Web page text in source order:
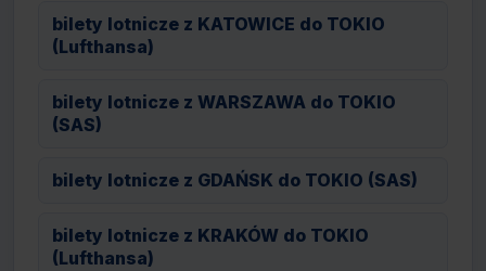
bilety lotnicze z KATOWICE do TOKIO
(Lufthansa)
bilety lotnicze z WARSZAWA do TOKIO
(SAS)
bilety lotnicze z GDAŃSK do TOKIO (SAS)
bilety lotnicze z KRAKÓW do TOKIO
(Lufthansa)